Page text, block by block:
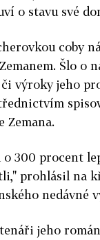
o stavu své
coby
Šlo o
výroky jeho
Zemana.
300 procent
prohlásil na
nedávné
jeho